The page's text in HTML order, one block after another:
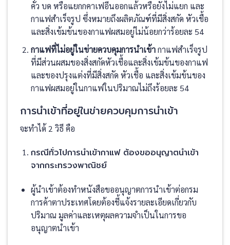
คั่ว บด หรือแยกกคาเฟอีนออกแล้วหรือยังไม่แยก และ
กาแฟสำเร็จรูป ซึ่งหมายถึงผลิตภัณฑ์ที่มีสิ่งสกัด หัวเชื้อ
และสิ่งเข้มข้นของกาแฟผสมอยู่ไม่น้อยกว่าร้อยละ 54
กาแฟที่ไม่อยู่ในข่ายควบคุมการนำเข้ากาแฟสำเร็จรูป
ที่มีส่วนผสมของสิ่งสกัดหัวเชื้อและสิ่งเข้มข้นของกาแฟ
และของปรุงแต่งที่มีสิ่งสกัด หัวเชื้อ และสิ่งเข้มข้นของ
กาแฟผสมอยู่ในกาแฟในปริมาณไม่ถึงร้อยละ 54
การนำเข้าที่อยู่ในข่ายควบคุมการนำเข้า
จะทำได้ 2 วิธี คือ
กรณีทั่วไปการนำเข้ากาแฟ ต้องขออนุญาตนำเข้า
จากกระทรวงพาณิชย์
ผู้นำเข้าต้องทำหนังสือขออนุญาตการนำเข้าต่อกรม
การค้าตาประเทศโดยต้องชี้แจ้งรายละเอียดเกี่ยวกับ
ปริมาณ มูลค่าและเหตุผลความจำเป็นในการขอ
อนุญาตนำเข้า